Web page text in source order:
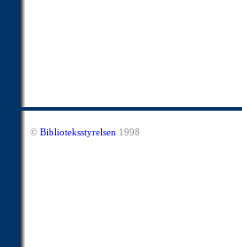
© Biblioteksstyrelsen 1998